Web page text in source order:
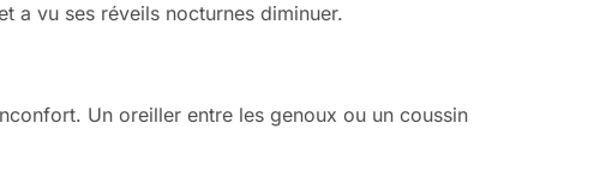
a vu ses réveils nocturnes diminuer.
Un oreiller entre les genoux ou un coussin